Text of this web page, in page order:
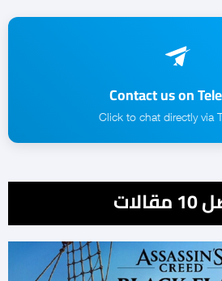
Contact us on